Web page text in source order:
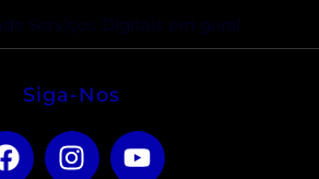
Serviços Digitais em geral
Siga-Nos